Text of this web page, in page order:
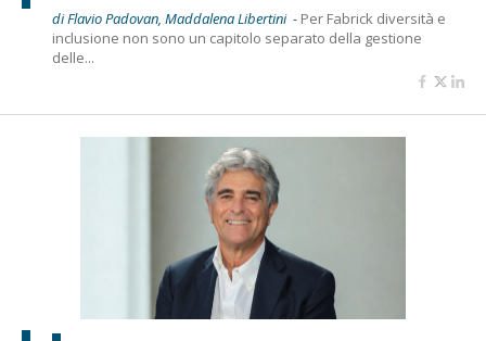
di Flavio Padovan, Maddalena Libertini - Per Fabrick diversità e
inclusione non sono un capitolo separato della gestione
delle...